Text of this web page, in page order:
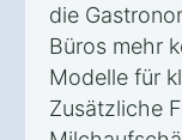
die
Büros mehr
Modelle für
Zusätzliche